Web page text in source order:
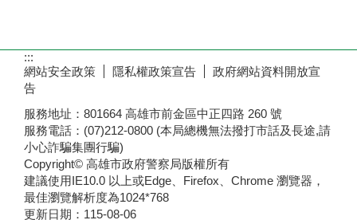
:::
網站安全政策
隱私權政策宣告
政府網站資料開放宣
告
服務地址：801664 高雄市前金區中正四路 260 號
服務電話：(07)212-0800 (本局總機無法撥打市話及長途,請
小心詐騙集團行騙)
Copyright© 高雄市政府警察局版權所有
建議使用IE10.0 以上或Edge、Firefox、Chrome 瀏覽器，
最佳瀏覽解析度為1024*768
更新日期： 115-08-06